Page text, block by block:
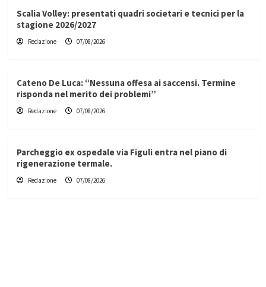
Scalia Volley: presentati quadri societari e tecnici per la
stagione 2026/2027
Redazione 07/08/2026
Cateno De Luca: “Nessuna offesa ai saccensi. Termine
risponda nel merito dei problemi”
Redazione 07/08/2026
Parcheggio ex ospedale via Figuli entra nel piano di
rigenerazione termale.
Redazione 07/08/2026